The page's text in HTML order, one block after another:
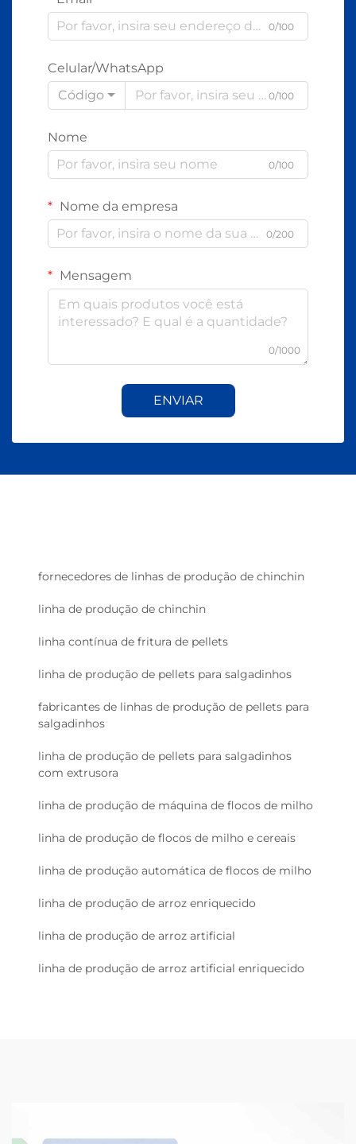
0/100
Celular/WhatsApp
Código
0/100
Nome
0/100
Nome da empresa
0/200
Mensagem
0/1000
ENVIAR
fornecedores de linhas de produção de chinchin
linha de produção de chinchin
linha contínua de fritura de pellets
linha de produção de pellets para salgadinhos
fabricantes de linhas de produção de pellets para
salgadinhos
linha de produção de pellets para salgadinhos
com extrusora
linha de produção de máquina de flocos de milho
linha de produção de flocos de milho e cereais
linha de produção automática de flocos de milho
linha de produção de arroz enriquecido
linha de produção de arroz artificial
linha de produção de arroz artificial enriquecido